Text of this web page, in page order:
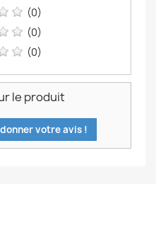
(0)
(0)
(0)
le produit
votre avis !